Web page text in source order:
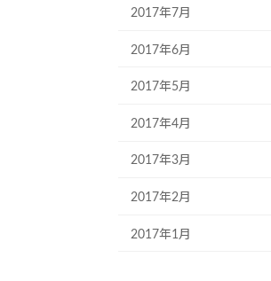
2017年7月
2017年6月
2017年5月
2017年4月
2017年3月
2017年2月
2017年1月